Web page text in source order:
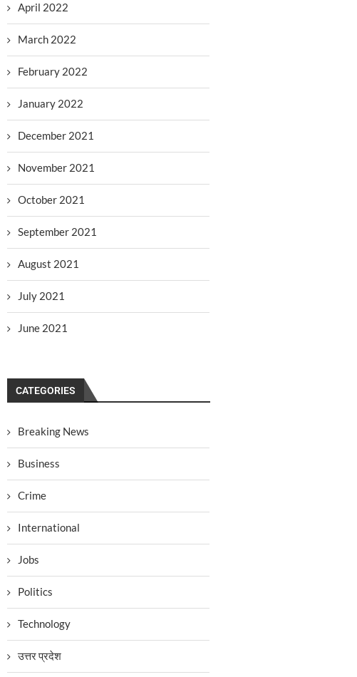
April 2022
March 2022
February 2022
January 2022
December 2021
November 2021
October 2021
September 2021
August 2021
July 2021
June 2021
CATEGORIES
Breaking News
Business
Crime
International
Jobs
Politics
Technology
उत्तर प्रदेश